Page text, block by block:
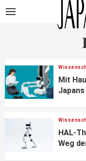
Mit
Japans
HAL-
Weg